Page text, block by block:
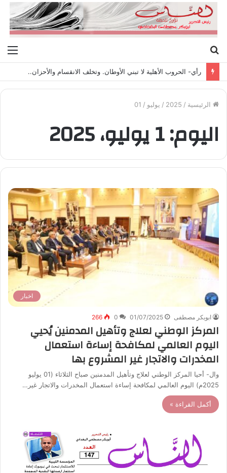
عن
رأي- الحروب الأهلية لا تبني الأوطان. وتخلف الانقسام والأحزان..
الرئيسية /
2025
/ يوليو /
01
اليوم:1 يوليو، 2025
اخبار
ابوبكر مصطفى 01/07/2025
0
266
المركز الوطني لعلاج وتأهيل المدمنين يُحيي
اليوم العالمي لمكافحة إساءة استعمال
المخدرات والاتجار غير المشروع بها
وال- أحيا المركز الوطني لعلاج وتأهيل المدمنين صباح الثلاثاء (01 يوليو
2025م) اليوم العالمي لمكافحة إساءة استعمال المخدرات والاتجار غير…
أكمل القراءة »